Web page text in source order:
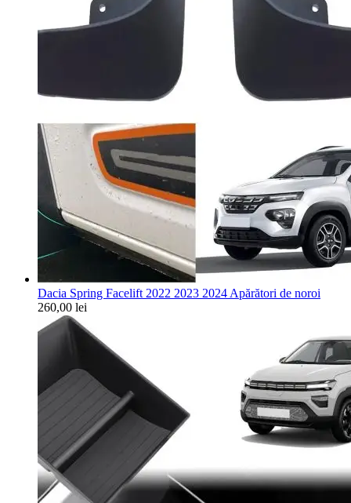
Dacia Spring Facelift 2022 2023 2024 Apărători de noroi
260,00 lei